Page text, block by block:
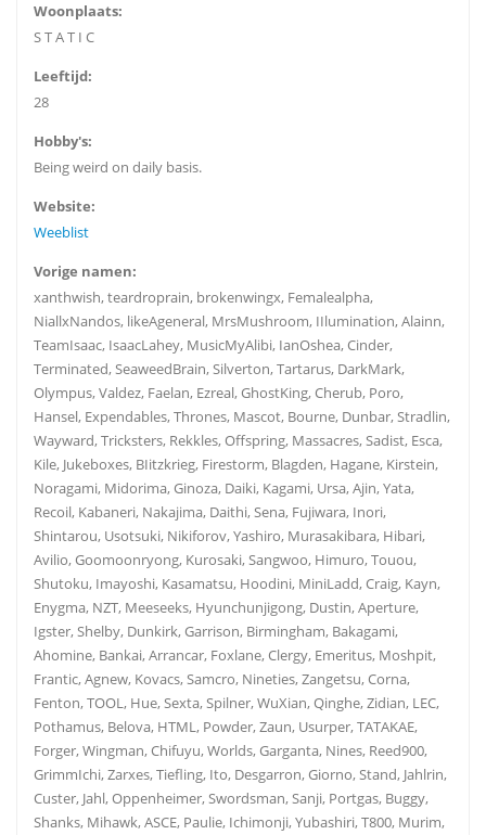
Woonplaats:
S T A T I C
Leeftijd:
28
Hobby's:
Being weird on daily basis.
Website:
Weeblist
Vorige namen:
xanthwish, teardroprain, brokenwingx, Femalealpha,
NiallxNandos, likeAgeneral, MrsMushroom, IIlumination, Alainn,
TeamIsaac, IsaacLahey, MusicMyAlibi, IanOshea, Cinder,
Terminated, SeaweedBrain, Silverton, Tartarus, DarkMark,
Olympus, Valdez, Faelan, Ezreal, GhostKing, Cherub, Poro,
Hansel, Expendables, Thrones, Mascot, Bourne, Dunbar, Stradlin,
Wayward, Tricksters, Rekkles, Offspring, Massacres, Sadist, Esca,
Kile, Jukeboxes, BIitzkrieg, Firestorm, Blagden, Hagane, Kirstein,
Noragami, Midorima, Ginoza, Daiki, Kagami, Ursa, Ajin, Yata,
Recoil, Kabaneri, Nakajima, Daithi, Sena, Fujiwara, Inori,
Shintarou, Usotsuki, Nikiforov, Yashiro, Murasakibara, Hibari,
Avilio, Goomoonryong, Kurosaki, Sangwoo, Himuro, Touou,
Shutoku, Imayoshi, Kasamatsu, Hoodini, MiniLadd, Craig, Kayn,
Enygma, NZT, Meeseeks, Hyunchunjigong, Dustin, Aperture,
Igster, Shelby, Dunkirk, Garrison, Birmingham, Bakagami,
Ahomine, Bankai, Arrancar, Foxlane, Clergy, Emeritus, Moshpit,
Frantic, Agnew, Kovacs, Samcro, Nineties, Zangetsu, Corna,
Fenton, TOOL, Hue, Sexta, Spilner, WuXian, Qinghe, Zidian, LEC,
Pothamus, Belova, HTML, Powder, Zaun, Usurper, TATAKAE,
Forger, Wingman, Chifuyu, Worlds, Garganta, Nines, Reed900,
GrimmIchi, Zarxes, Tiefling, Ito, Desgarron, Giorno, Stand, Jahlrin,
Custer, Jahl, Oppenheimer, Swordsman, Sanji, Portgas, Buggy,
Shanks, Mihawk, ASCE, Paulie, Ichimonji, Yubashiri, T800, Murim,